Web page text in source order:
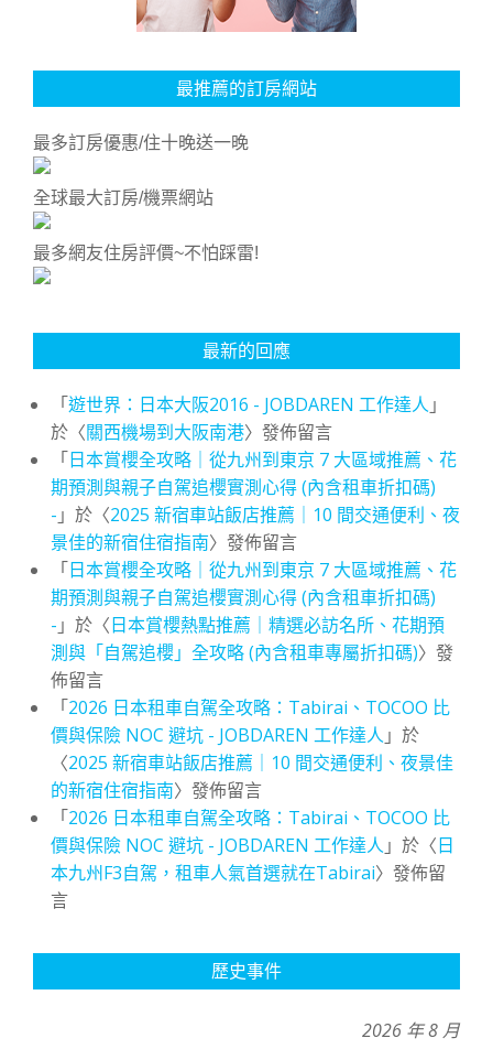
最推薦的訂房網站
最多訂房優惠/住十晚送一晚
全球最大訂房/機票網站
最多網友住房評價~不怕踩雷!
最新的回應
「遊世界：日本大阪2016 - JOBDAREN 工作達人 」
於〈關西機場到大阪南港〉發佈留言
「日本賞櫻全攻略｜從九州到東京 7 大區域推薦、花
期預測與親子自駕追櫻實測心得 (內含租車折扣碼)
- 」於〈2025 新宿車站飯店推薦｜10 間交通便利、夜
景佳的新宿住宿指南〉發佈留言
「日本賞櫻全攻略｜從九州到東京 7 大區域推薦、花
期預測與親子自駕追櫻實測心得 (內含租車折扣碼)
- 」於〈日本賞櫻熱點推薦｜精選必訪名所、花期預
測與「自駕追櫻」全攻略 (內含租車專屬折扣碼)〉發
佈留言
「2026 日本租車自駕全攻略：Tabirai、TOCOO 比
價與保險 NOC 避坑 - JOBDAREN 工作達人 」於
〈2025 新宿車站飯店推薦｜10 間交通便利、夜景佳
的新宿住宿指南〉發佈留言
「2026 日本租車自駕全攻略：Tabirai、TOCOO 比
價與保險 NOC 避坑 - JOBDAREN 工作達人 」於〈日
本九州F3自駕，租車人氣首選就在Tabirai〉發佈留
言
歷史事件
2026 年 8 月